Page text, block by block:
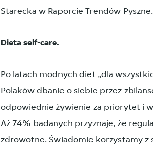
Starecka w Raporcie Trendów
Dieta self-care.
Po latach modnych diet „dla
Polaków dbanie o siebie przez
odpowiednie żywienie za priorytet i
Aż 74% badanych przyznaje, że
zdrowotne. Świadomie korzystamy z